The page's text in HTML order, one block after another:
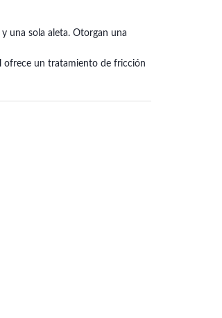
una sola aleta. Otorgan una
ofrece un tratamiento de fricción